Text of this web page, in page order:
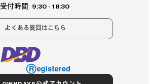
受付時間 9:30 - 18:30
よくある質問はこちら